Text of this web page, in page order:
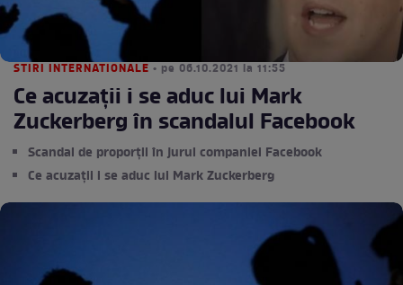
STIRI INTERNATIONALE • pe 06.10.2021 la 11:55
Ce acuzații i se aduc lui Mark
Zuckerberg în scandalul Facebook
Scandal de proporții în jurul companiei Facebook
Ce acuzații i se aduc lui Mark Zuckerberg